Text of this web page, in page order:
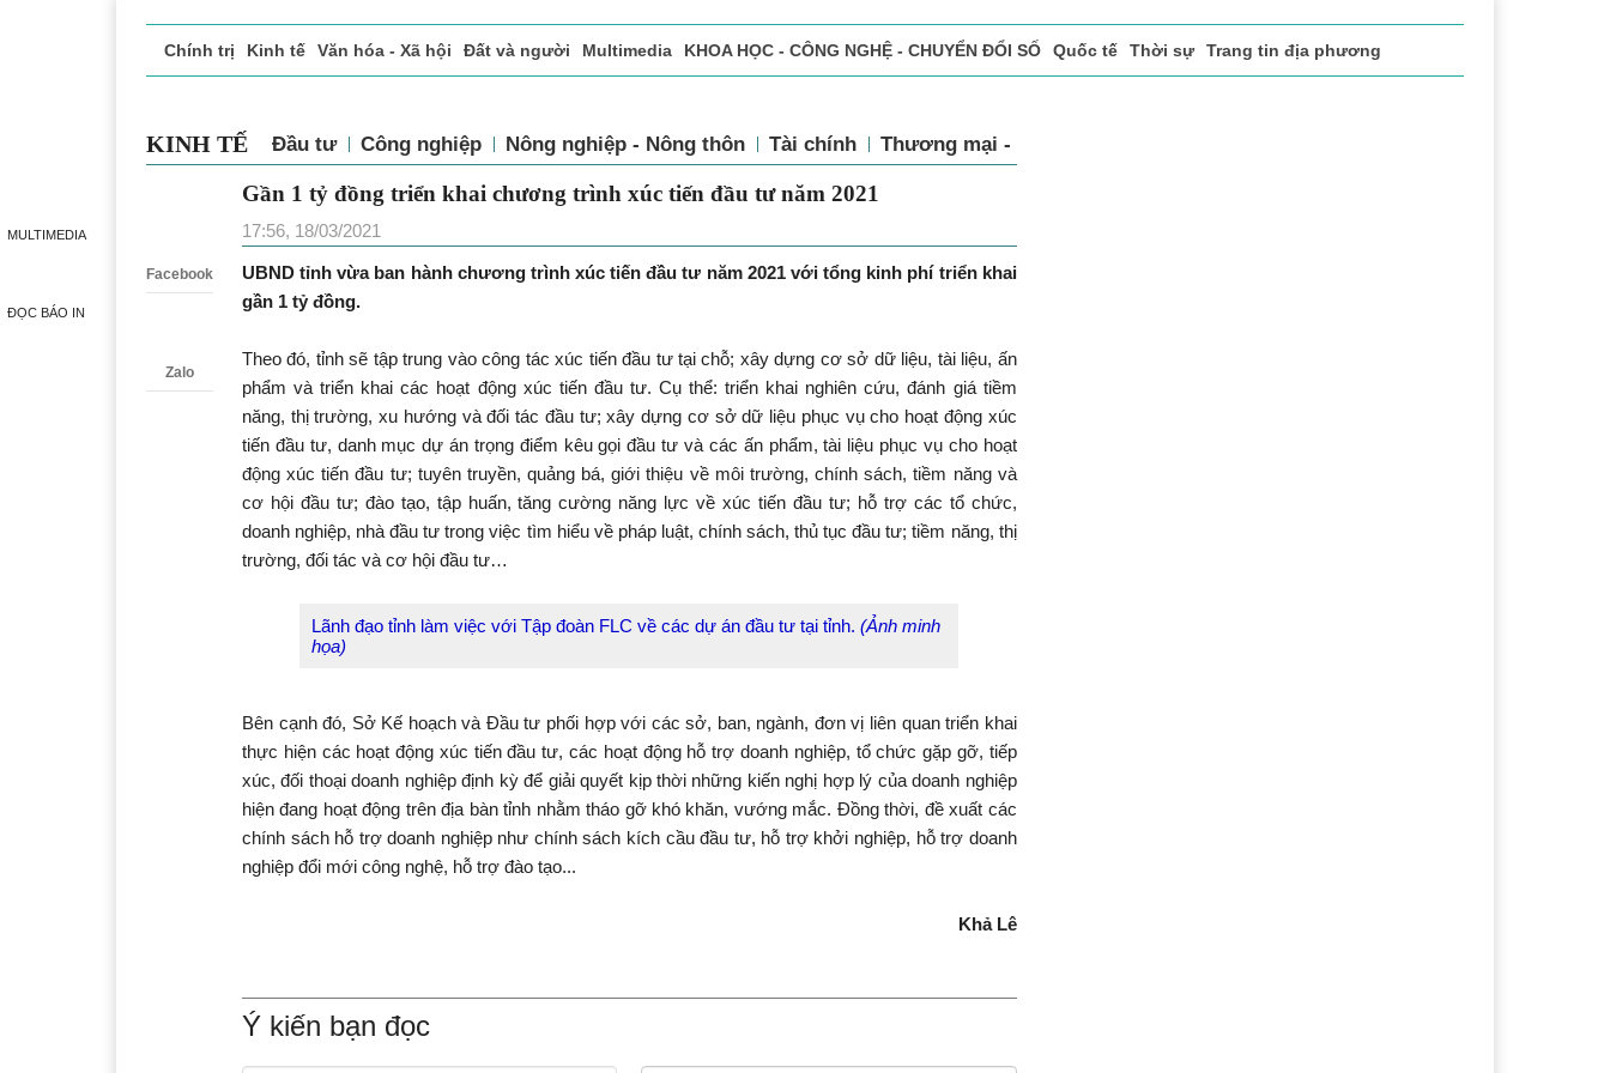
MULTIMEDIA
ĐỌC BÁO IN
Chính trị Kinh tế Văn hóa - Xã hội Đất và người Multimedia KHOA HỌC - CÔNG NGHỆ - CHUYỂN ĐỔI SỐ Quốc tế Thời sự Trang tin địa phương
KINH TẾ Đầu tư Công nghiệp Nông nghiệp - Nông thôn Tài chính Thương mại - Dịch vụ
Facebook
Zalo
Gần 1 tỷ đồng triển khai chương trình xúc tiến đầu tư năm 2021
17:56, 18/03/2021
UBND tỉnh vừa ban hành chương trình xúc tiến đầu tư năm 2021 với tổng kinh phí triển khai
gần 1 tỷ đồng.
Theo đó, tỉnh sẽ tập trung vào công tác xúc tiến đầu tư tại chỗ; xây dựng cơ sở dữ liệu, tài liệu, ấn
phẩm và triển khai các hoạt động xúc tiến đầu tư. Cụ thể: triển khai nghiên cứu, đánh giá tiềm
năng, thị trường, xu hướng và đối tác đầu tư; xây dựng cơ sở dữ liệu phục vụ cho hoạt động xúc
tiến đầu tư, danh mục dự án trọng điểm kêu gọi đầu tư và các ấn phẩm, tài liệu phục vụ cho hoạt
động xúc tiến đầu tư; tuyên truyền, quảng bá, giới thiệu về môi trường, chính sách, tiềm năng và
cơ hội đầu tư; đào tạo, tập huấn, tăng cường năng lực về xúc tiến đầu tư; hỗ trợ các tổ chức,
doanh nghiệp, nhà đầu tư trong việc tìm hiểu về pháp luật, chính sách, thủ tục đầu tư; tiềm năng, thị
trường, đối tác và cơ hội đầu tư…
Lãnh đạo tỉnh làm việc với Tập đoàn FLC về các dự án đầu tư tại tỉnh.(Ảnh minh
họa)
Bên cạnh đó, Sở Kế hoạch và Đầu tư phối hợp với các sở, ban, ngành, đơn vị liên quan triển khai
thực hiện các hoạt động xúc tiến đầu tư, các hoạt động hỗ trợ doanh nghiệp, tổ chức gặp gỡ, tiếp
xúc, đối thoại doanh nghiệp định kỳ để giải quyết kịp thời những kiến nghị hợp lý của doanh nghiệp
hiện đang hoạt động trên địa bàn tỉnh nhằm tháo gỡ khó khăn, vướng mắc. Đồng thời, đề xuất các
chính sách hỗ trợ doanh nghiệp như chính sách kích cầu đầu tư, hỗ trợ khởi nghiệp, hỗ trợ doanh
nghiệp đổi mới công nghệ, hỗ trợ đào tạo...
Khả Lê
Ý kiến bạn đọc